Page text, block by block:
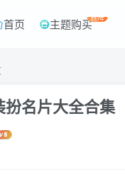
首页 主题购买直降
名片大全合集